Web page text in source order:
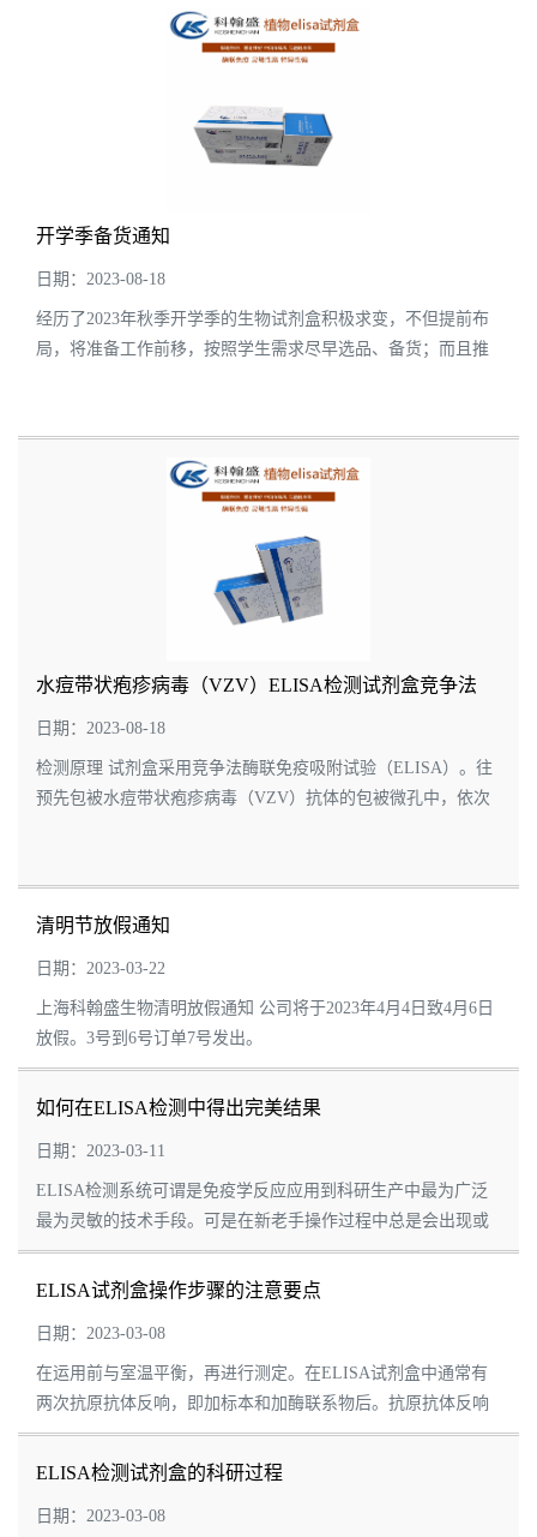
开学季备货通知
日期：2023-08-18
经历了2023年秋季开学季的生物试剂盒积极求变，不但提前布
局，将准备工作前移，按照学生需求尽早选品、备货；而且推
水痘带状疱疹病毒（VZV）ELISA检测试剂盒竞争法
日期：2023-08-18
检测原理 试剂盒采用竞争法酶联免疫吸附试验（ELISA）。往
预先包被水痘带状疱疹病毒（VZV）抗体的包被微孔中，依次
清明节放假通知
日期：2023-03-22
上海科翰盛生物清明放假通知 公司将于2023年4月4日致4月6日
放假。3号到6号订单7号发出。
如何在ELISA检测中得出完美结果
日期：2023-03-11
ELISA检测系统可谓是免疫学反应应用到科研生产中最为广泛
最为灵敏的技术手段。可是在新老手操作过程中总是会出现或
大或小的问题，比如说花板，假阳性，全显色，全部显色，显
色比空白还低.....。江莱生物为您总结7...
ELISA试剂盒操作步骤的注意要点
日期：2023-03-08
在运用前与室温平衡，再进行测定。在ELISA试剂盒中通常有
两次抗原抗体反响，即加标本和加酶联系物后。抗原抗体反响
的完结需要有必定的温度和时刻，这一保温进程称为温育
（incubation），有人称之为孵育，在ELIS...
ELISA检测试剂盒的科研过程
日期：2023-03-08